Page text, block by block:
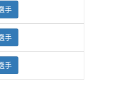
手
手
手